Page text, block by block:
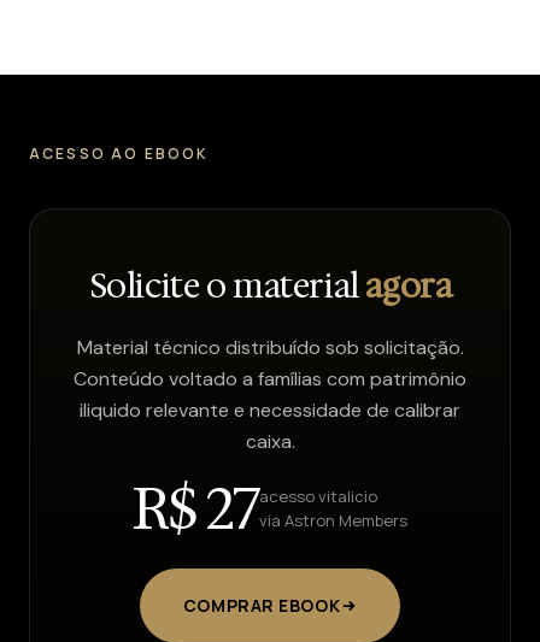
ACESSO AO EBOOK
Solicite o materialagora
Material técnico distribuído sob solicitação.
Conteúdo voltado a famílias com patrimônio
iliquido relevante e necessidade de calibrar
caixa.
R$ 27acesso vitalicio
via Astron Members
COMPRAR EBOOK